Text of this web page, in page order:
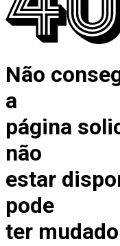
Não
a
página
não
estar
pode
ter